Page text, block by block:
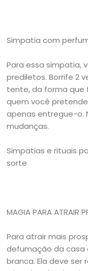
Simpatia com
Para essa simpatia,
prediletos. Borrife 2
tente, da forma que
quem você
apenas entregue-o.
mudanças.
Simpatias e rituais
sorte
MAGIA PARA ATRAIR
Para atrair mais
defumação da casa
branca. Ela deve